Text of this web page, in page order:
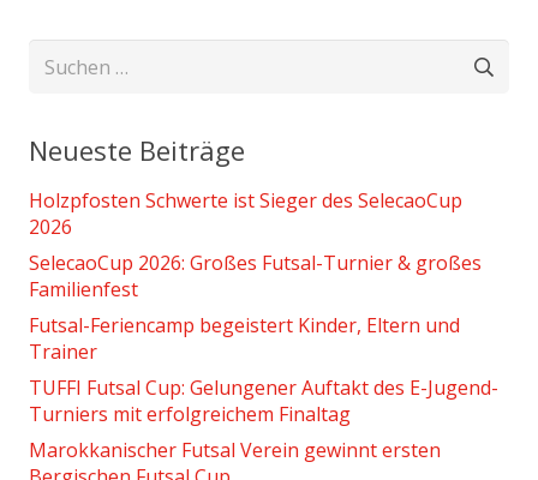
Suchen
Neueste Beiträge
Holzpfosten Schwerte ist Sieger des SelecaoCup
2026
SelecaoCup 2026: Großes Futsal-Turnier & großes
Familienfest
Futsal-Feriencamp begeistert Kinder, Eltern und
Trainer
TUFFI Futsal Cup: Gelungener Auftakt des E-Jugend-
Turniers mit erfolgreichem Finaltag
Marokkanischer Futsal Verein gewinnt ersten